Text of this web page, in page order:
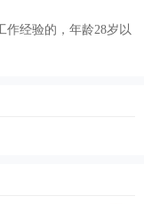
作经验的，年龄28岁以